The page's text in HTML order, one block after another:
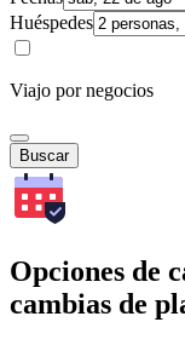
Huéspedes
Viajo por negocios
Buscar
Opciones de
cambias de